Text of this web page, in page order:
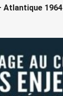
1964